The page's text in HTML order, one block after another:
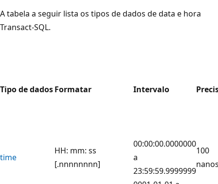
A tabela a seguir lista os tipos de dados de data e hora
Transact-SQL.
Tipo de dadosFormatar Intervalo
time
HH: mm: ss
[.nnnnnnnn]
00:00:00.0000000
a
23:59:59.9999999
100